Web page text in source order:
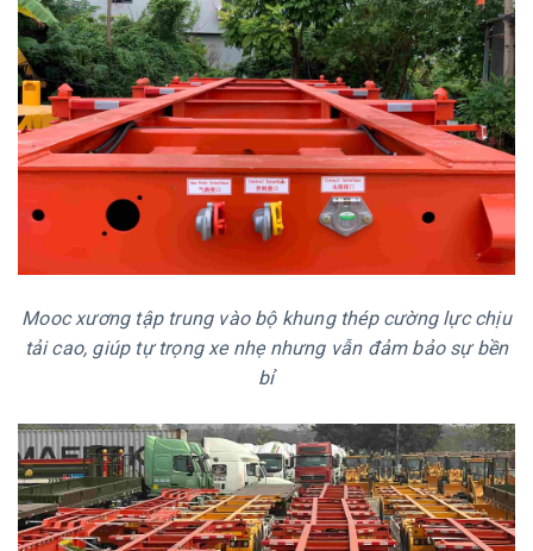
Mooc xương tập trung vào bộ khung thép cường lực chịu
tải cao, giúp tự trọng xe nhẹ nhưng vẫn đảm bảo sự bền
bỉ